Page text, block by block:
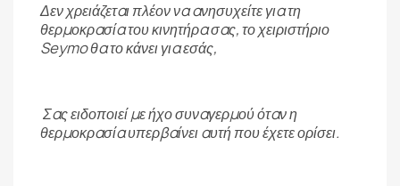
Δεν χρειάζεται πλέον να ανησυχείτε για τη
θερμοκρασία του κινητήρα σας, το χειριστήριο
Seymo θα το κάνει για εσάς,
Σας ειδοποιεί με ήχο συναγερμού όταν η
θερμοκρασία υπερβαίνει αυτή που έχετε ορίσει.